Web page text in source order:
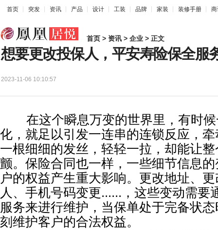
首页 突发 资讯 产品 设计 工装 品牌 家装 装修手册
首页 > 资讯 > 企业 > 正文
想要更改投保人，平安寿险保全服
2023-11-06 10:10:57
在这个瞬息万变的世界里，有时候
化，就足以引发一连串的连锁反应，
一根细细的发丝，轻轻一拉，却能让
颤。保险合同也一样，一些细节信息
户的权益产生重大影响。更改地址、
人、手机号码变更......，这些变动需要
服务来进行维护，当保单处于完备状
刻维护客户的合法权益。